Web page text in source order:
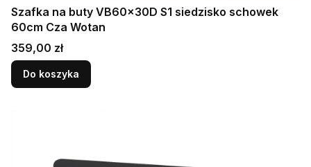
Szafka na buty VB60x30D S1 siedzisko schowek
60cm Cza Wotan
Cena
359,00 zł
Do koszyka